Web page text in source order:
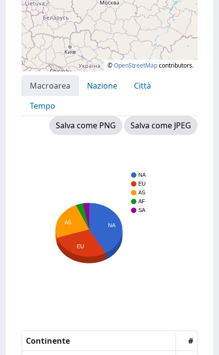
©OpenStreetMapcontributors.
Macroarea Nazione
Città
Tempo
Salva come PNG
Salva come JPEG
NA
EU
AS
AF
SA
NA
AS
EU
Continente
#